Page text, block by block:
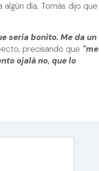
día, Tomás dijo que
sería bonito. Me da un
precisando que "me
ojalá no, que lo